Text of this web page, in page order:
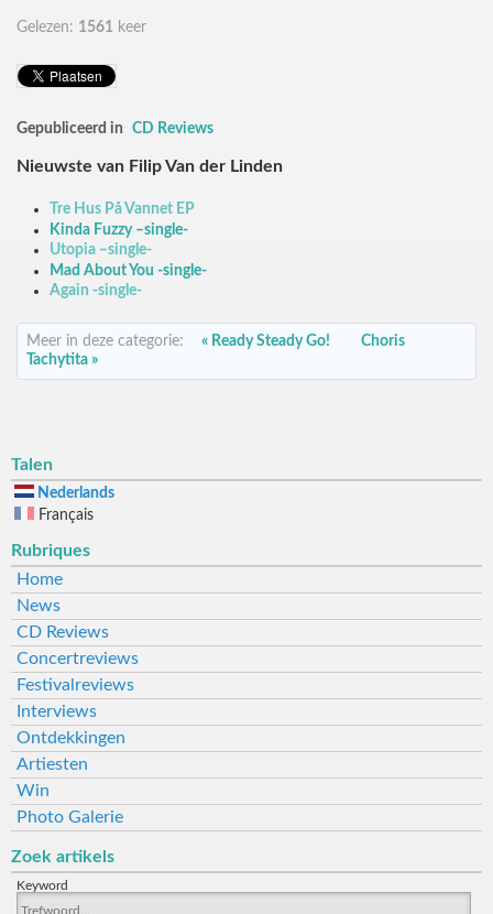
Gelezen: 1561 keer
Gepubliceerd in CD Reviews
Nieuwste van Filip Van der Linden
Tre Hus På Vannet EP
Kinda Fuzzy –single-
Utopia –single-
Mad About You -single-
Again -single-
Meer in deze categorie: « Ready Steady Go!
Choris
Tachytita »
Talen
Nederlands
Français
Rubriques
Home
News
CD Reviews
Concertreviews
Festivalreviews
Interviews
Ontdekkingen
Artiesten
Win
Photo Galerie
Zoek artikels
Keyword